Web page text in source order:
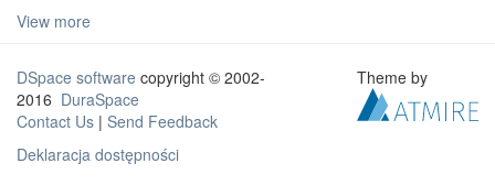
View more
DSpace software copyright © 2002-
2016 DuraSpace
Contact Us | Send Feedback
Deklaracja dostępności
Theme by